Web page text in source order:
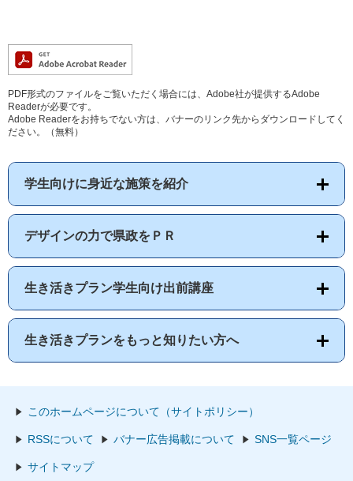
PDF形式のファイルをご覧いただく場合には、Adobe社が提供するAdobe
Readerが必要です。
Adobe Readerをお持ちでない方は、バナーのリンク先からダウンロードしてく
ださい。（無料）
学生向けに身近な施策を紹介
デザインの力で県政をＰＲ
生き活きプラン学生向け出前講座
生き活きプランをもっと知りたい方へ
このホームページについて（サイトポリシー）
RSSについて バナー広告掲載について SNS一覧ページ
サイトマップ